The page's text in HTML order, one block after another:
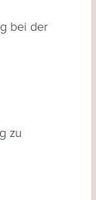
bei der
zu